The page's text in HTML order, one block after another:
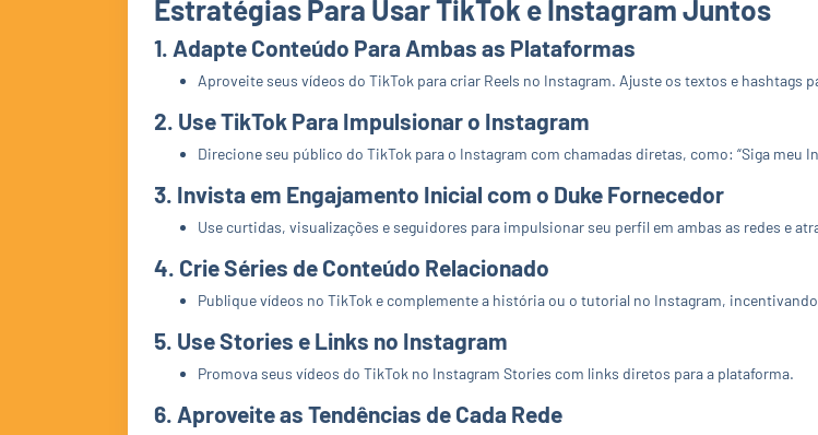
Estratégias Para Usar TikTok e Instagram Juntos
1. Adapte Conteúdo Para Ambas as Plataformas
Aproveite seus vídeos do TikTok para criar Reels no Instagram. Ajuste os textos e hashtags
2. Use TikTok Para Impulsionar o Instagram
Direcione seu público do TikTok para o Instagram com chamadas diretas, como: “Siga meu
3. Invista em Engajamento Inicial com o Duke Fornecedor
Use curtidas, visualizações e seguidores para impulsionar seu perfil em ambas as redes e
4. Crie Séries de Conteúdo Relacionado
Publique vídeos no TikTok e complemente a história ou o tutorial no Instagram,
5. Use Stories e Links no Instagram
Promova seus vídeos do TikTok no Instagram Stories com links diretos para a plataforma.
6. Aproveite as Tendências de Cada Rede